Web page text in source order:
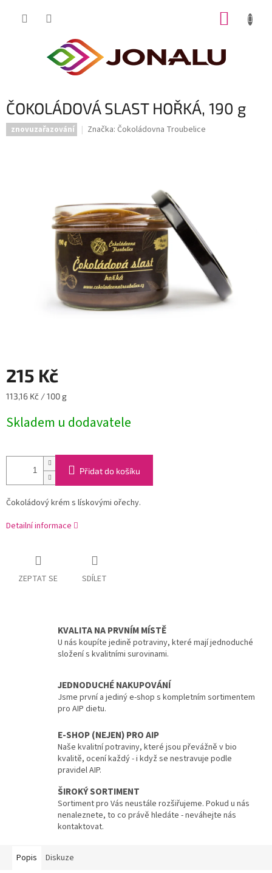
ČOKOLÁDOVÁ SLAST HOŘKÁ, 190 g
znovuzařazování Značka: Čokoládovna Troubelice
215 Kč
Měrná
113,16 Kč / 100 g
Skladem u dodavatele
Přidat do košíku
Čokoládový krém s lískovými ořechy.
Detailní informace
ZEPTAT SE SDÍLET
KVALITA NA PRVNÍM MÍSTĚ
U nás koupíte jedině potraviny, které mají jednoduché
složení s kvalitními surovinami.
JEDNODUCHÉ NAKUPOVÁNÍ
Jsme první a jediný e-shop s kompletním sortimentem
pro AIP dietu.
E-SHOP (NEJEN) PRO AIP
Naše kvalitní potraviny, které jsou převážně v bio
kvalitě, ocení každý - i když se nestravuje podle
pravidel AIP.
ŠIROKÝ SORTIMENT
Sortiment pro Vás neustále rozšiřujeme. Pokud u nás
nenaleznete, to co právě hledáte - neváhejte nás
kontaktovat.
Popis Diskuze